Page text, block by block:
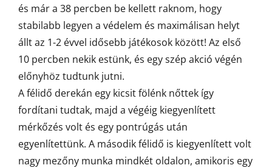
és már a 38 percben be kellett raknom, hogy
stabilabb legyen a védelem és maximálisan helyt
állt az 1-2 évvel idősebb játékosok között! Az első
10 percben nekik estünk, és egy szép akció végén
előnyhöz tudtunk jutni.
A félidő derekán egy kicsit fölénk nőttek így
fordítani tudtak, majd a végéig kiegyenlített
mérkőzés volt és egy pontrúgás után
egyenlítettünk. A második félidő is kiegyenlített volt
nagy mezőny munka mindkét oldalon, amikoris egy